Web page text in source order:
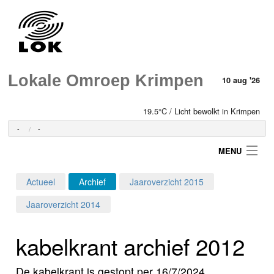
Lokale Omroep Krimpen 10 aug '26
19.5°C / Licht bewolkt in Krimpen
- -
MENU
Programma's
Actueel Archief
Jaaroverzicht 2015
Jaaroverzicht 2014
kabelkrant archief 2012